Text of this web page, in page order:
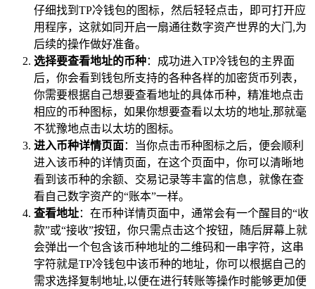
仔细找到TP冷钱包的图标，然后轻轻点击，即可打开应
用程序，这就如同开启一扇通往数字资产世界的大门,为
后续的操作做好准备。
选择要查看地址的币种：成功进入TP冷钱包的主界面
后，你会看到钱包所支持的各种各样的加密货币列表，
你需要根据自己想要查看地址的具体币种，精准地点击
相应的币种图标，如果你想要查看以太坊的地址,那就毫
不犹豫地点击以太坊的图标。
进入币种详情页面：当你点击币种图标之后，便会顺利
进入该币种的详情页面，在这个页面中，你可以清晰地
看到该币种的余额、交易记录等丰富的信息，就像在查
看自己数字资产的“账本”一样。
查看地址：在币种详情页面中，通常会有一个醒目的“收
款”或“接收”按钮，你只需点击这个按钮，随后屏幕上就
会弹出一个包含该币种地址的二维码和一串字符，这串
字符就是TP冷钱包中该币种的地址，你可以根据自己的
需求选择复制地址,以便在进行转账等操作时能够更加便